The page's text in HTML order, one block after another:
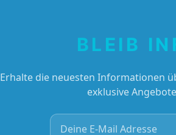
BLEIB
Erhalte die neuesten Informationen
exklusive
Deine E-Mail Adresse